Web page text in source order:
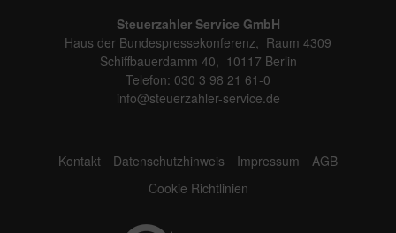
Steuerzahler Service GmbH
Haus der Bundespressekonferenz, Raum 4309
Schiffbauerdamm 40, 10117 Berlin
Telefon: 030 3 98 21 61-0
info@steuerzahler-service.de
Kontakt Datenschutzhinweis Impressum
AGB
Cookie Richtlinien